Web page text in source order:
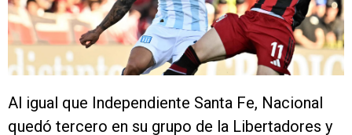
Al igual que Independiente Santa Fe, Nacional
quedó tercero en su grupo de la Libertadores y